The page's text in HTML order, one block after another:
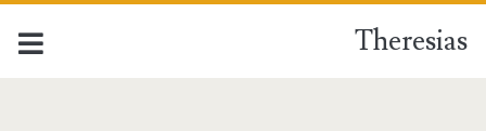
Theresias